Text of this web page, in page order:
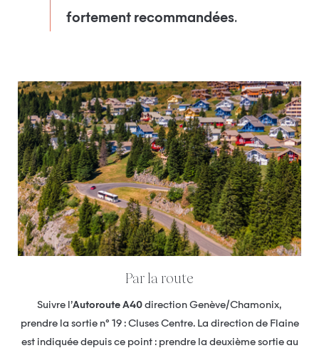
fortement recommandées.
Par la route
Suivre l’Autoroute A40 direction Genève/Chamonix,
prendre la sortie n° 19 : Cluses Centre. La direction de Flaine
est indiquée depuis ce point : prendre la deuxième sortie au